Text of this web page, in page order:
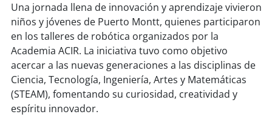
soycalama
soyantofagasta
soycopiapó
soyvalparaíso
Una jornada llena de innovación y aprendizaje vivieron
niños y jóvenes de Puerto Montt, quienes participaron
en los talleres de robótica organizados por la
Academia ACIR. La iniciativa tuvo como objetivo
acercar a las nuevas generaciones a las disciplinas de
Ciencia, Tecnología, Ingeniería, Artes y Matemáticas
(STEAM), fomentando su curiosidad, creatividad y
espíritu innovador.